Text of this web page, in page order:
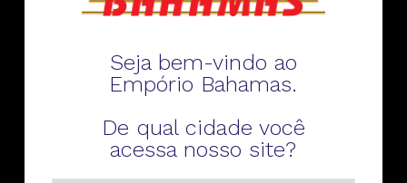
Fale conosco
Seja bem-vindo ao
Empório Bahamas.
De qual cidade você
acessa nosso site?